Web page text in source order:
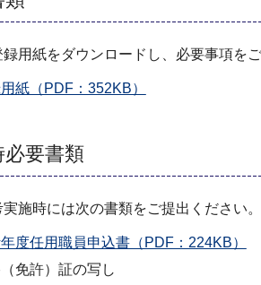
用紙をダウンロードし、必要事項を
紙（PDF：352KB）
必要書類
施時には次の書類をご提出ください。
度任用職員申込書（PDF：224KB）
免許）証の写し